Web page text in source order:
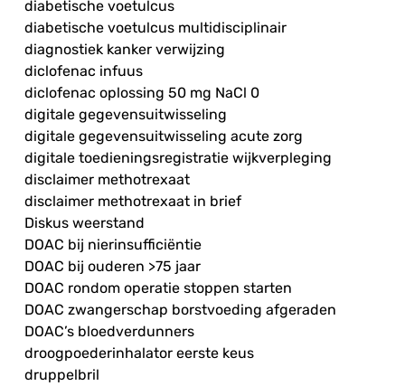
diabetische voetulcus
diabetische voetulcus multidisciplinair
diagnostiek kanker verwijzing
diclofenac infuus
diclofenac oplossing 50 mg NaCl 0
digitale gegevensuitwisseling
digitale gegevensuitwisseling acute zorg
digitale toedieningsregistratie wijkverpleging
disclaimer methotrexaat
disclaimer methotrexaat in brief
Diskus weerstand
DOAC bij nierinsufficiëntie
DOAC bij ouderen >75 jaar
DOAC rondom operatie stoppen starten
DOAC zwangerschap borstvoeding afgeraden
DOAC’s bloedverdunners
droogpoederinhalator eerste keus
druppelbril